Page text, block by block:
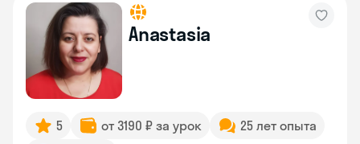
Anastasia
5 от 3190 ₽ за урок
25 лет опыта